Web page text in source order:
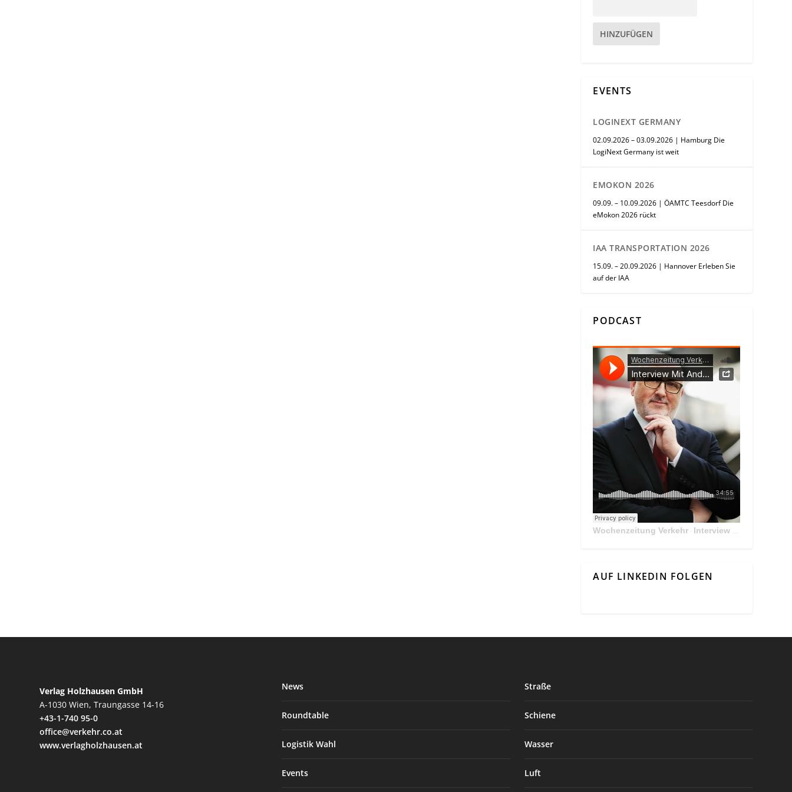
HINZUFÜGEN
EVENTS
LOGINEXT GERMANY
02.09.2026 – 03.09.2026 | Hamburg Die
LogiNext Germany ist weit
EMOKON 2026
09.09. – 10.09.2026 | ÖAMTC Teesdorf Die
eMokon 2026 rückt
IAA TRANSPORTATION 2026
15.09. – 20.09.2026 | Hannover Erleben Sie
auf der IAA
PODCAST
Wochenzeitung Verkehr · Interview Mit Andreas Matthä, CEO der ÖBB Holding
AUF LINKEDIN FOLGEN
Verlag Holzhausen GmbH
A-1030 Wien, Traungasse 14-16
+43-1-740 95-0
office@verkehr.co.at
www.verlagholzhausen.at
News
Roundtable
Logistik Wahl
Events
Straße
Schiene
Wasser
Luft